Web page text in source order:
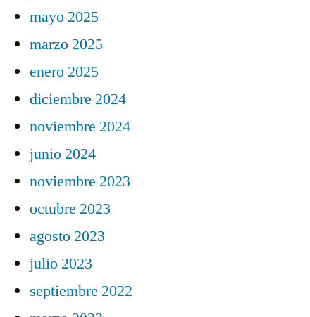
mayo 2025
marzo 2025
enero 2025
diciembre 2024
noviembre 2024
junio 2024
noviembre 2023
octubre 2023
agosto 2023
julio 2023
septiembre 2022